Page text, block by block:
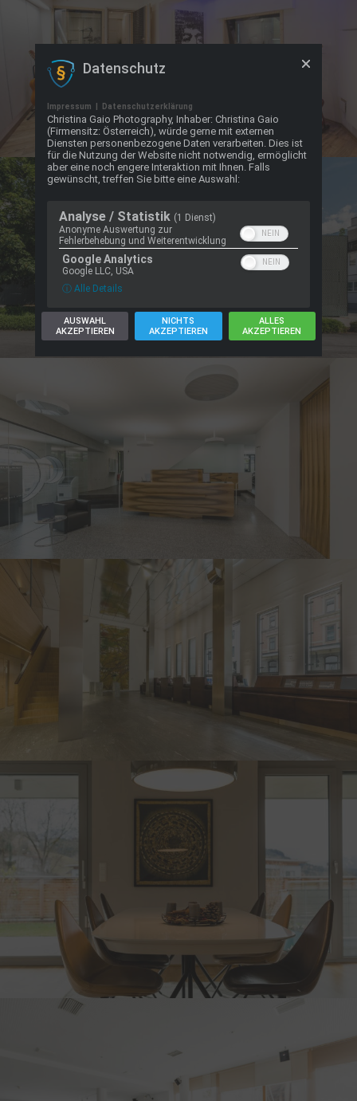
Datenschutz
Impressum Datenschutzerklärung
Christina Gaio Photography, Inhaber: Christina Gaio
(Firmensitz: Österreich), würde gerne mit externen
Diensten personenbezogene Daten verarbeiten. Dies ist
für die Nutzung der Website nicht notwendig, ermöglicht
aber eine noch engere Interaktion mit Ihnen. Falls
gewünscht, treffen Sie bitte eine Auswahl:
Analyse / Statistik (1 Dienst)
Anonyme Auswertung zur
Fehlerbehebung und Weiterentwicklung
Google Analytics
Google LLC, USA
ⓘ Alle Details
AUSWAHL
AKZEPTIEREN
NICHTS
AKZEPTIEREN
ALLES
AKZEPTIEREN